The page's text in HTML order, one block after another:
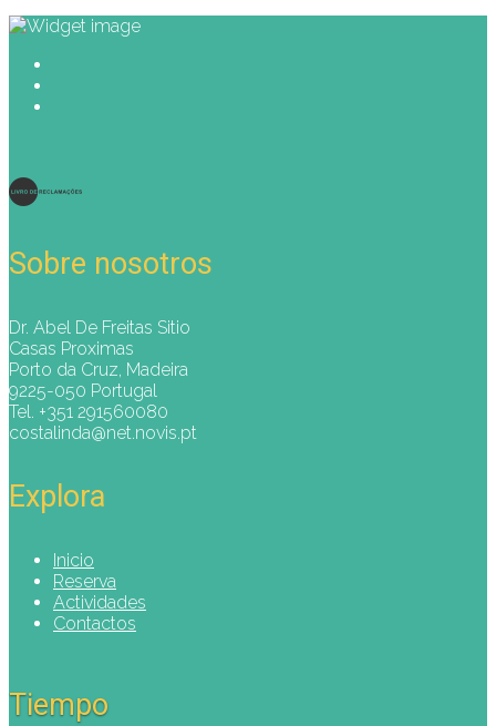
Sobre nosotros
Dr. Abel De Freitas Sitio
Casas Proximas
Porto da Cruz, Madeira
9225-050 Portugal
Tel. +351 291560080
costalinda@net.novis.pt
Explora
Inicio
Reserva
Actividades
Contactos
Tiempo